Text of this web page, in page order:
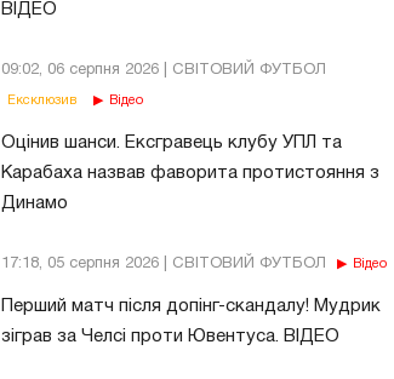
ВІДЕО
09:02, 06 серпня 2026 | СВІТОВИЙ ФУТБОЛ
Ексклюзив Відео
Оцінив шанси. Ексгравець клубу УПЛ та
Карабаха назвав фаворита протистояння з
Динамо
17:18, 05 серпня 2026 | СВІТОВИЙ ФУТБОЛ Відео
Перший матч після допінг-скандалу! Мудрик
зіграв за Челсі проти Ювентуса. ВІДЕО